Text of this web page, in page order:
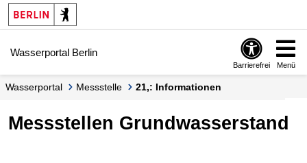
Springe zur Navigation
Springe zum Inhalt
Wasserportal Berlin
Barrierefrei Menü
Wasserportal Messstelle 21,: Informationen
Messstellen Grundwasserstand